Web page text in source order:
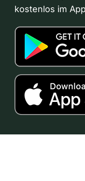
kostenlos im